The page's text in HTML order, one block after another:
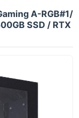
A-RGB#1/
SSD / RTX